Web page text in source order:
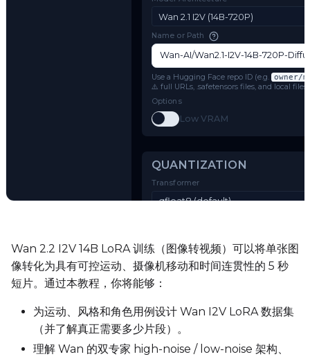
MODEL
Model Architecture
Wan 2.1 I2V (14B-720P)
Name or Path
⚠️ full URLs, .safetensors files, and
ToggleLow VRAM
Low VRAM
QUANTIZATION
Transformer
Text Encoder
Compile Options
Wan 2.2 I2V 14B LoRA 训练（图像转视频）可以将单张图
像转化为具有可控运动、摄像机移动和时间连贯性的 5 秒
短片。通过本教程，你将能够：
为运动、风格和角色用例设计 Wan I2V LoRA 数据集
（并了解真正需要多少片段）。
理解 Wan 的双专家 high-noise / low-noise 架构、